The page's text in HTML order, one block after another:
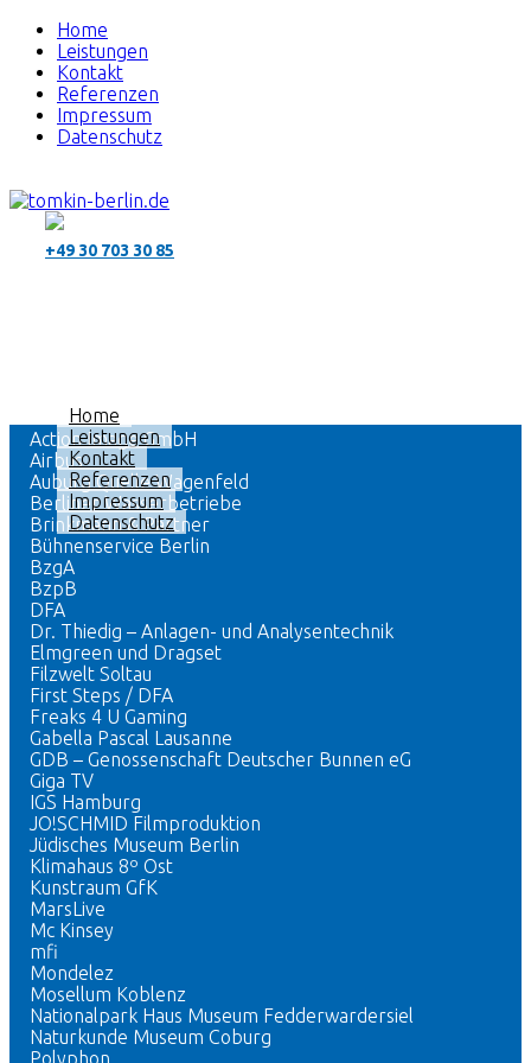
Home
Leistungen
Kontakt
Referenzen
Impressum
Datenschutz
+49 30 703 30 85
Home
Leistungen
Kontakt
Referenzen
Impressum
Datenschutz
Action Image GmbH
Airbus
Auburg Quelle Wagenfeld
Berliner Wasserbetriebe
Brinkmann & Partner
Bühnenservice Berlin
BzgA
BzpB
DFA
Dr. Thiedig – Anlagen- und Analysentechnik
Elmgreen und Dragset
Filzwelt Soltau
First Steps / DFA
Freaks 4 U Gaming
Gabella Pascal Lausanne
GDB – Genossenschaft Deutscher Bunnen eG
Giga TV
IGS Hamburg
JO!SCHMID Filmproduktion
Jüdisches Museum Berlin
Klimahaus 8º Ost
Kunstraum GfK
MarsLive
Mc Kinsey
mfi
Mondelez
Mosellum Koblenz
Nationalpark Haus Museum Fedderwardersiel
Naturkunde Museum Coburg
Polyphon